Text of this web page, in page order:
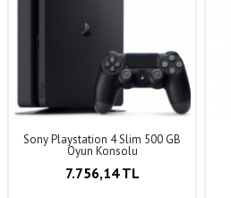
Sony Playstation 4 Slim 500 GB
Oyun Konsolu
7.756,14 TL